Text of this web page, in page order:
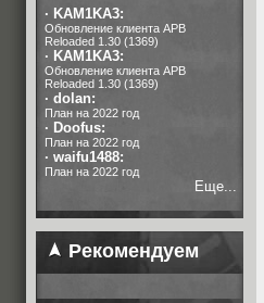
· KAM1KA3:
Обновление клиента APB
Reloaded 1.30 (1369)
· KAM1KA3:
Обновление клиента APB
Reloaded 1.30 (1369)
· dolan:
План на 2022 год
· Doofus:
План на 2022 год
· waifu1488:
План на 2022 год
Еще...
Рекомендуем